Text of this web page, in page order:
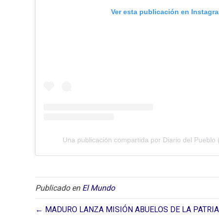
Ver esta publicación en
Una publicación compartida por Diario del Pueblo
Publicado en El Mundo
← MADURO LANZA MISIÓN ABUELOS DE LA PATRIA